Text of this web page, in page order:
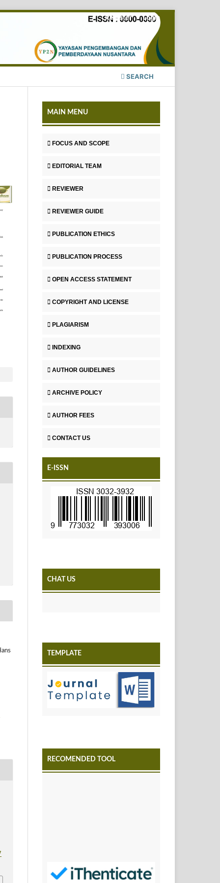
SEARCH
Register Login
MAIN MENU
FOCUS AND SCOPE
EDITORIAL TEAM
REVIEWER
REVIEWER GUIDE
PUBLICATION ETHICS
PUBLICATION PROCESS
OPEN ACCESS STATEMENT
COPYRIGHT AND LICENSE
PLAGIARISM
INDEXING
AUTHOR GUIDELINES
ARCHIVE POLICY
AUTHOR FEES
CONTACT US
E-ISSN
CHAT US
TEMPLATE
RECOMENDED TOOL